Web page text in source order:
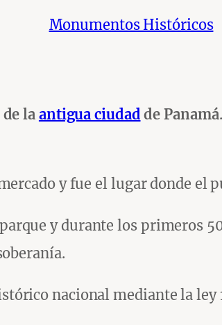
Monumentos Históricos
la antigua ciudad de Panamá
y fue el lugar donde el
y durante los primeros
nacional mediante la ley